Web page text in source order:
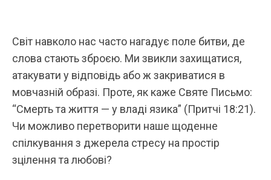
Світ навколо нас часто нагадує поле битви, де
слова стають зброєю. Ми звикли захищатися,
атакувати у відповідь або ж закриватися в
мовчазній образі. Проте, як каже Святе Письмо:
“Смерть та життя — у владі язика” (Притчі 18:21).
Чи можливо перетворити наше щоденне
спілкування з джерела стресу на простір
зцілення та любові?